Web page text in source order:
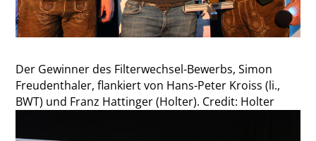
Der Gewinner des Filterwechsel-Bewerbs, Simon
Freudenthaler, flankiert von Hans-Peter Kroiss (li.,
BWT) und Franz Hattinger (Holter). Credit: Holter